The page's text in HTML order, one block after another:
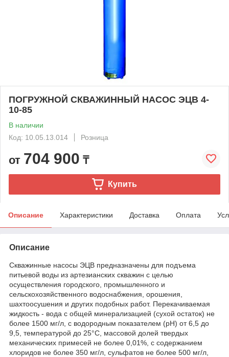
ПОГРУЖНОЙ СКВАЖИННЫЙ НАСОС ЭЦВ 4-
10-85
В наличии
Код: 10.05.13.014
Розница
от 704 900 ₸
Купить
Описание Характеристики Доставка Оплата
Описание
Скважинные насосы ЭЦВ предназначены для подъема
питьевой воды из артезианских скважин с целью
осуществления городского, промышленного и
сельскохозяйственного водоснабжения, орошения,
шахтоосушения и других подобных работ. Перекачиваемая
жидкость - вода с общей минерализацией (сухой остаток) не
более 1500 мг/л, с водородным показателем (рН) от 6,5 до
9,5, температурой до 25°С, массовой долей твердых
механических примесей не более 0,01%, с содержанием
хлоридов не более 350 мг/л, сульфатов не более 500 мг/л,